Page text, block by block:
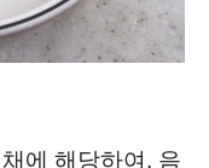
에 해당하여, 음